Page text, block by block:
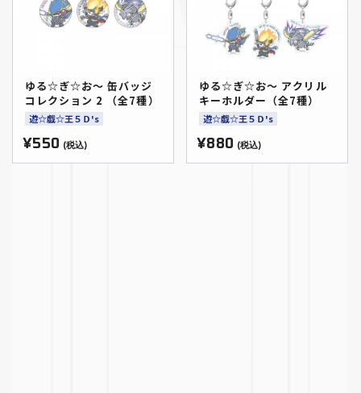
ゆる☆ぎ☆お～ 缶バッジ
コレクション 2 （全7種）
遊☆戯☆王５Ｄ's
¥550 (税込)
ゆる☆ぎ☆お～ アクリル
キーホルダー（全7種）
遊☆戯☆王５Ｄ's
¥880 (税込)